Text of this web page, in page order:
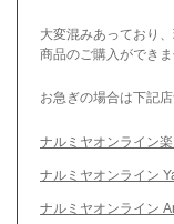
大変混みあっており
商品のご購入ができま
お急ぎの場合は下記
ナルミヤオンライン
ナルミヤオンライン
ナルミヤオンライン